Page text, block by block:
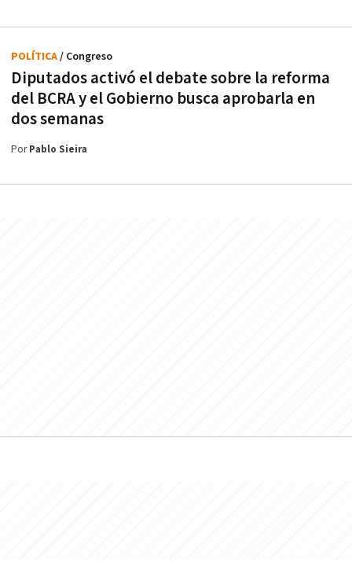
Diputados activó el debate sobre la reforma
del BCRA y el Gobierno busca aprobarla en
dos semanas
POLÍTICA/ Congreso
PorPablo Sieira